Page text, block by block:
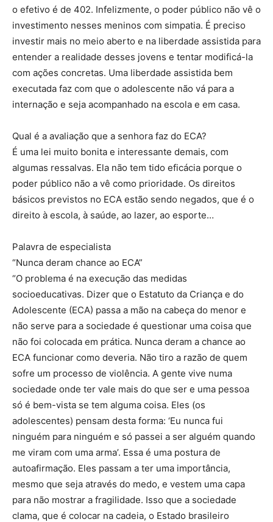
o efetivo é de 402. Infelizmente, o poder público não vê o
investimento nesses meninos com simpatia. É preciso
investir mais no meio aberto e na liberdade assistida para
entender a realidade desses jovens e tentar modificá-la
com ações concretas. Uma liberdade assistida bem
executada faz com que o adolescente não vá para a
internação e seja acompanhado na escola e em casa.
Qual é a avaliação que a senhora faz do ECA?
É uma lei muito bonita e interessante demais, com
algumas ressalvas. Ela não tem tido eficácia porque o
poder público não a vê como prioridade. Os direitos
básicos previstos no ECA estão sendo negados, que é o
direito à escola, à saúde, ao lazer, ao esporte…
Palavra de especialista
“Nunca deram chance ao ECA”
“O problema é na execução das medidas
socioeducativas. Dizer que o Estatuto da Criança e do
Adolescente (ECA) passa a mão na cabeça do menor e
não serve para a sociedade é questionar uma coisa que
não foi colocada em prática. Nunca deram a chance ao
ECA funcionar como deveria. Não tiro a razão de quem
sofre um processo de violência. A gente vive numa
sociedade onde ter vale mais do que ser e uma pessoa
só é bem-vista se tem alguma coisa. Eles (os
adolescentes) pensam desta forma: ‘Eu nunca fui
ninguém para ninguém e só passei a ser alguém quando
me viram com uma arma’. Essa é uma postura de
autoafirmação. Eles passam a ter uma importância,
mesmo que seja através do medo, e vestem uma capa
para não mostrar a fragilidade. Isso que a sociedade
clama, que é colocar na cadeia, o Estado brasileiro